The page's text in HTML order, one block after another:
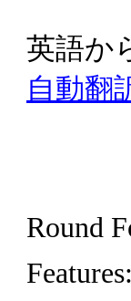
英語か
自動翻
Round
Features: